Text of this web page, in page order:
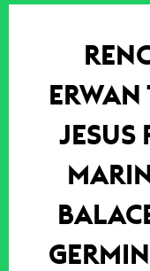
JESUS